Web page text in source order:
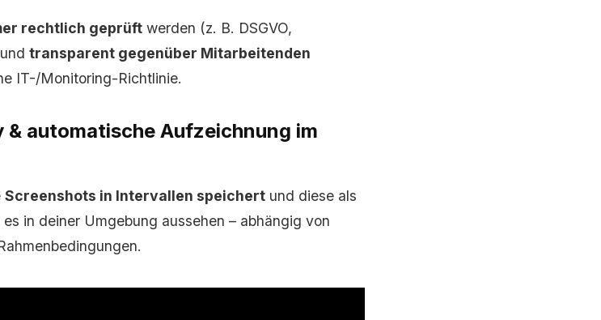
rechtlich geprüft werden (z. B. DSGVO,
transparent gegenüber Mitarbeitenden
IT-/Monitoring-Richtlinie.
automatische Aufzeichnung im
Screenshots in Intervallen speichert und diese als
in deiner Umgebung aussehen – abhängig von